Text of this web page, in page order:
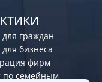
для граждан
для бизнеса
фирм
семейным